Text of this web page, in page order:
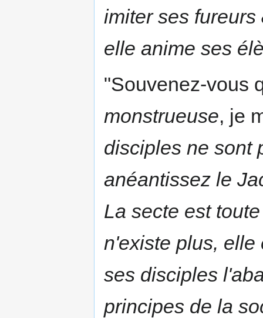
imiter ses
elle anime ses
"Souvenez-vous
monstrueuse, je
disciples ne sont
anéantissez le
La secte est
n'existe plus, elle
ses disciples
principes de la